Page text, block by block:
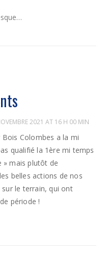
2021 AT 16 H 00 MIN
Colombes a la mi
qualifié la 1ère mi temps
» mais plutôt de
belles actions de nos
le terrain, qui ont
période !